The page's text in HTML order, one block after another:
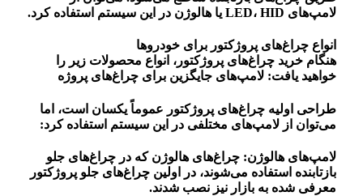
لامپ‌های LED، HID یا هالوژن در این سیستم استفاده کرد.
انواع چراغ‌های پروژکتور برای خودروها
هنگام خرید چراغ‌های پروژکتور، انواع محصولات زیر را
خواهید یافت: لامپ‌های جایگزین برای چراغ‌های پروژه
طراحی اولیه چراغ‌های پروژکتور عموماً یکسان است، اما
می‌توان از لامپ‌های مختلفی در این سیستم استفاده کرد:
لامپ‌های هالوژن: چراغ‌های هالوژن که در چراغ‌های جلو
بازتابنده استفاده می‌شوند، در اولین چراغ‌های جلو پروژکتور
معرفی شده به بازار نیز نصب شدند.